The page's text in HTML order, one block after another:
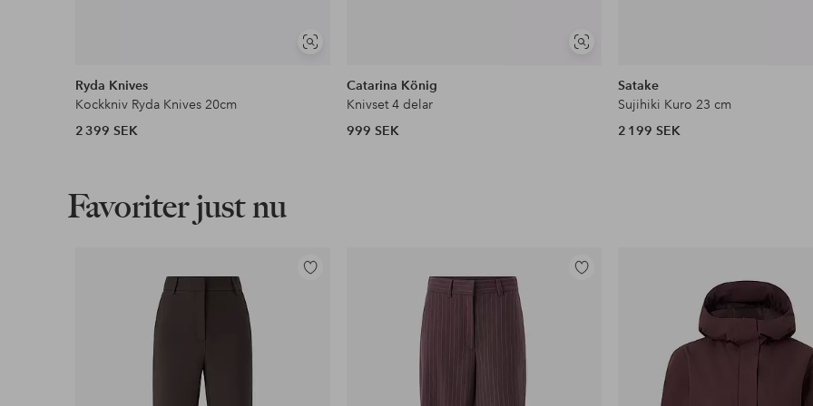
Visa
Ryda Knives
Kockkniv Ryda Knives 20cm
2 399 SEK
Visa
Catarina König
Knivset 4 delar
999 SEK
Satake
Sujihiki Kuro 23 cm
2 199 SEK
Favoriter just nu
Lägg
Lägg